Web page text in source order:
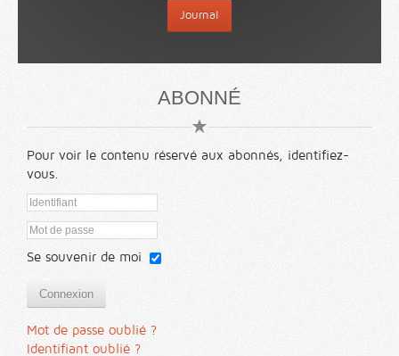
Journal
ABONNÉ
Pour voir le contenu réservé aux abonnés, identifiez-
vous.
Se souvenir de moi
Connexion
Mot de passe oublié ?
Identifiant oublié ?